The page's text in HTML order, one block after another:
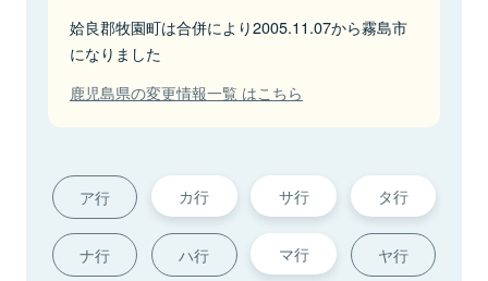
姶良郡牧園町は合併により2005.11.07から霧島市
になりました
鹿児島県の変更情報一覧 はこちら
ア行 カ行 サ行 タ行
ナ行 ハ行 マ行 ヤ行